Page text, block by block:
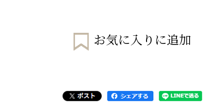
お気に入りに追加